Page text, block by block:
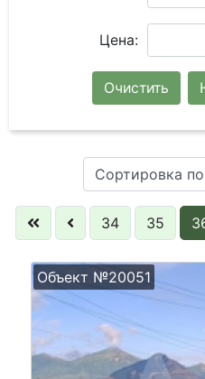
Цена:
Очистить
Сортировка
34 35
Объект №20051